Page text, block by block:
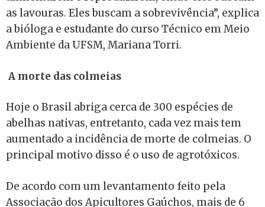
as lavouras. Eles buscam a sobrevivência”, explica
a bióloga e estudante do curso Técnico em Meio
Ambiente da UFSM, Mariana Torri.
A morte das colmeias
Hoje o Brasil abriga cerca de 300 espécies de
abelhas nativas, entretanto, cada vez mais tem
aumentado a incidência de morte de colmeias. O
principal motivo disso é o uso de agrotóxicos.
De acordo com um levantamento feito pela
Associação dos Apicultores Gaúchos, mais de 6